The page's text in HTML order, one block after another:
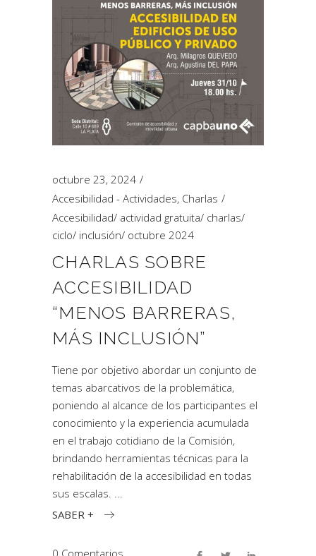
octubre 23, 2024
Accesibilidad - Actividades, Charlas
Accesibilidad/ actividad gratuita/ charlas/
ciclo/ inclusión/ octubre 2024
CHARLAS SOBRE
ACCESIBILIDAD
“MENOS BARRERAS,
MÁS INCLUSIÓN”
Tiene por objetivo abordar un conjunto de
temas abarcativos de la problemática,
poniendo al alcance de los participantes el
conocimiento y la experiencia acumulada
en el trabajo cotidiano de la Comisión,
brindando herramientas técnicas para la
rehabilitación de la accesibilidad en todas
sus escalas.
SABER +
0 Comentarios